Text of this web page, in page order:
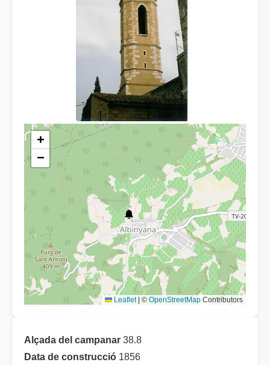
+
−
Leaflet © OpenStreetMap Contributors
Alçada del campanar 38.8
Data de construcció 1856